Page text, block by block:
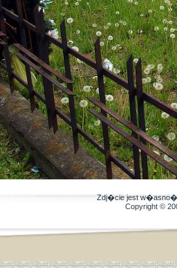
Zdj�cie jest
Copyright ©